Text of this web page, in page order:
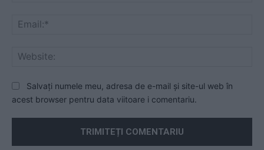
Salvați numele meu, adresa de e-mail și site-ul web în
acest browser pentru data viitoare i comentariu.